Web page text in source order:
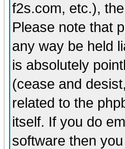
f2s.com, etc.),
Please note that
any way be held
is absolutely
(cease and
related to the
itself. If you do
software then